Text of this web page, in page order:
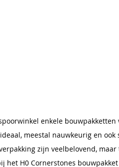
enkele bouwpakketten
meestal nauwkeurig en ook
zijn veelbelovend,
H0 Cornerstones bouwpakket